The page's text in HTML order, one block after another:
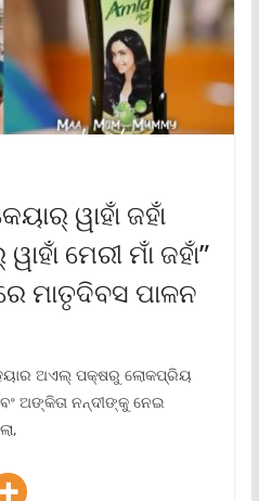
ୱାହାଁ ଜହାଁ
ମେରୀ ମାଁ ଜହାଁ”
ମାତୃଦିବସ ପାଳନ
ଅଏଲ୍ ପକ୍ଷରୁ ଲୋକପ୍ରିୟ
ଅଙ୍କିତା ନନ୍ଦୀଙ୍କୁ ନେଇ